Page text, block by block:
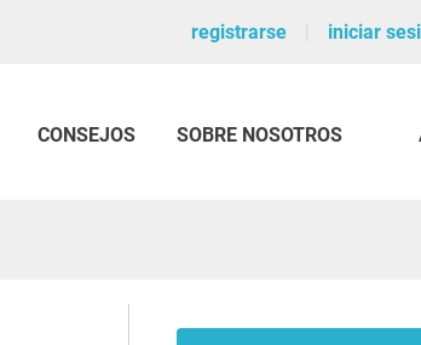
registrarse iniciar
CONSEJOS SOBRE NOSOTROS